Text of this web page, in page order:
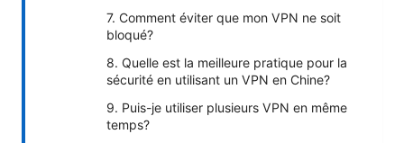
7. Comment éviter que mon VPN ne soit
bloqué?
8. Quelle est la meilleure pratique pour la
sécurité en utilisant un VPN en Chine?
9. Puis-je utiliser plusieurs VPN en même
temps?